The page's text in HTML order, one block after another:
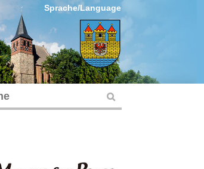
Sprache/Language